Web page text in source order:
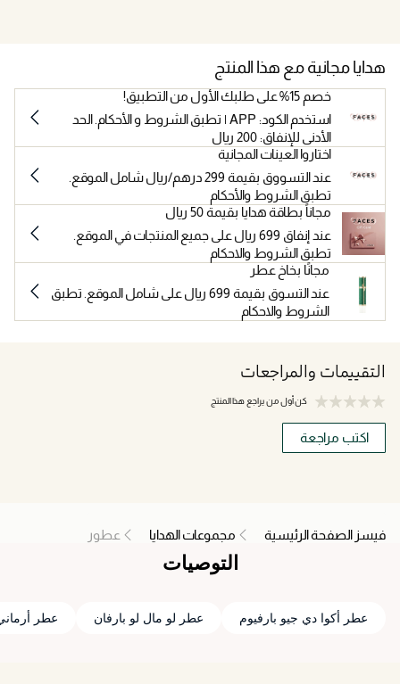
هدايا مجانية مع هذا المنتج
خصم 15% على طلبك الأول من التطبيق!
استخدم الكود: APP | تطبق الشروط و الأحكام. الحد
الأدنى للإنفاق: 200 ريال
اختاروا العينات المجانية
عند التسووق بقيمة 299 درهم/ريال شامل الموقع.
تطبق الشروط والأحكام
مجاناً بطاقة هدايا بقيمة 50 ريال
عند إنفاق 699 ريال على جميع المنتجات في الموقع.
تطبق الشروط والاحكام
مجانًا بخاخ عطر
عند التسوق بقيمة 699 ريال على شامل الموقع. تطبق
الشروط والاحكام
التقييمات والمراجعات
كن أول من يراجع هذا المنتج
اكتب مراجعة
فيسز الصفحة الرئيسية مجموعات الهدايا عطور
التوصيات
عطر أكوا دي جيو بارفيوم عطر لو مال لو بارفان عطر